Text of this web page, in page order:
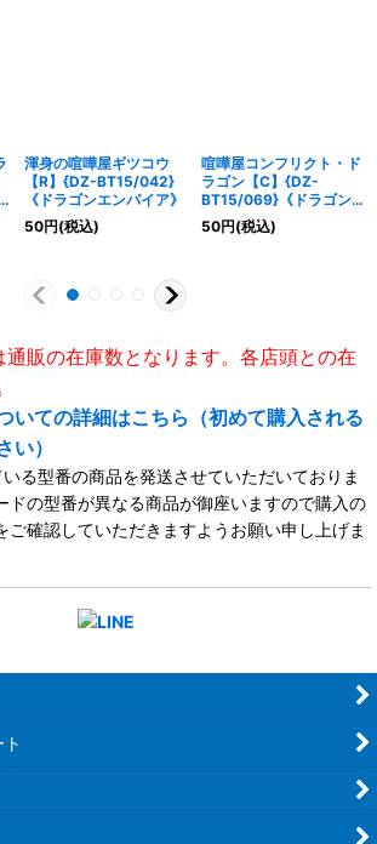
渾身の喧嘩屋ギツコウ
【R】{DZ-BT15/042}
《ドラゴンエンパイア》
50円(税込)
喧嘩屋コンフリクト・ド
ラゴン【C】{DZ-
BT15/069}《ドラゴン
エンパイア》
50円(税込)
販の在庫数となります。各店頭との在
いての詳細はこちら（初めて購入される
い）
る型番の商品を発送させていただいておりま
ドの型番が異なる商品が御座いますので購入の
ご確認していただきますようお願い申し上げま